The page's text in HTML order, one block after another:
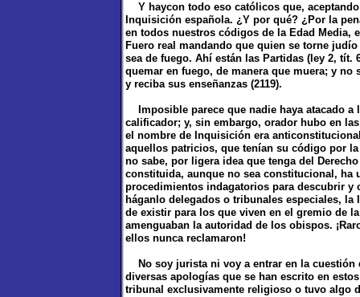
Y haycon todo eso católicos que,
Inquisición española. ¿Y por qué? ¿Por la
en todos nuestros códigos de la Edad Media,
Fuero real mandando que quien se torne
sea de fuego. Ahí están las Partidas (ley 2,
quemar en fuego, de manera que muera; y
y reciba sus enseñanzas (2119).
Imposible parece que nadie haya atacado
calificador; y, sin embargo, orador hubo en
el nombre de Inquisición era
aquellos patricios, que tenían su código por
no sabe, por ligera idea que tenga del
constituida, aunque no sea constitucional, ha
procedimientos indagatorios para descubrir
háganlo delegados o tribunales especiales,
de existir para los que viven en el gremio de
amenguaban la autoridad de los obispos.
ellos nunca reclamaron!
No soy jurista ni voy a entrar en la cuestión
diversas apologías que se han escrito en
tribunal exclusivamente religioso o tuvo algo